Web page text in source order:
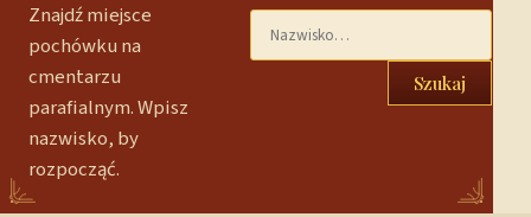
Znajdź miejsce
pochówku na
cmentarzu
parafialnym. Wpisz
nazwisko, by
rozpocząć.
Szukaj